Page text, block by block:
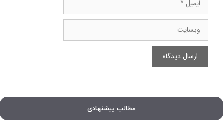
وبسایت
مطالب پیشنهادی